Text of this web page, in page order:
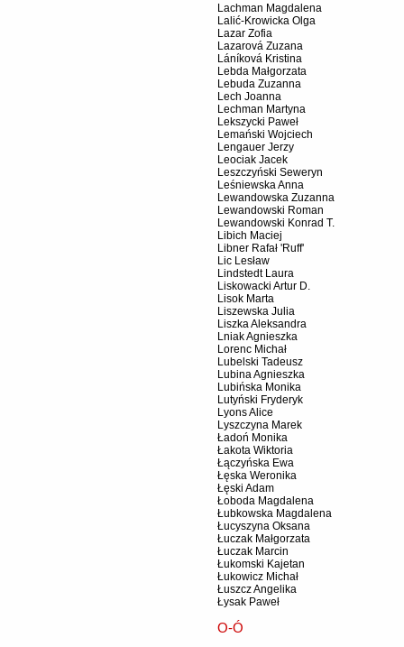
Lachman Magdalena
Lalić-Krowicka Olga
Lazar Zofia
Lazarová Zuzana
Láníková Kristina
Lebda Małgorzata
Lebuda Zuzanna
Lech Joanna
Lechman Martyna
Lekszycki Paweł
Lemański Wojciech
Lengauer Jerzy
Leociak Jacek
Leszczyński Seweryn
Leśniewska Anna
Lewandowska Zuzanna
Lewandowski Roman
Lewandowski Konrad T.
Libich Maciej
Libner Rafał 'Ruff'
Lic Lesław
Lindstedt Laura
Liskowacki Artur D.
Lisok Marta
Liszewska Julia
Liszka Aleksandra
Lniak Agnieszka
Lorenc Michał
Lubelski Tadeusz
Lubina Agnieszka
Lubińska Monika
Lutyński Fryderyk
Lyons Alice
Lyszczyna Marek
Ładoń Monika
Łakota Wiktoria
Łączyńska Ewa
Łęska Weronika
Łęski Adam
Łoboda Magdalena
Łubkowska Magdalena
Łucyszyna Oksana
Łuczak Małgorzata
Łuczak Marcin
Łukomski Kajetan
Łukowicz Michał
Łuszcz Angelika
Łysak Paweł
O-Ó